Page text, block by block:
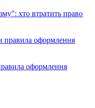
хто втратить право
оформлення